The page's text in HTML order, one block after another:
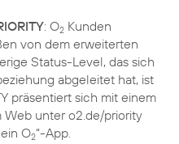
: O2 Kunden
von dem erweiterten
Status-Level, das sich
abgeleitet hat, ist
präsentiert sich mit einem
unter o2.de/priority
O2“-App.